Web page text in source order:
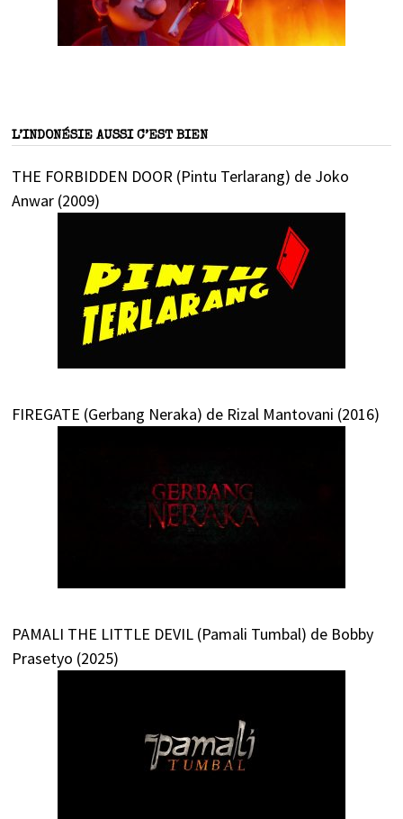
L’INDONÉSIE AUSSI C’EST BIEN
THE FORBIDDEN DOOR (Pintu Terlarang) de Joko
Anwar (2009)
FIREGATE (Gerbang Neraka) de Rizal Mantovani (2016)
PAMALI THE LITTLE DEVIL (Pamali Tumbal) de Bobby
Prasetyo (2025)